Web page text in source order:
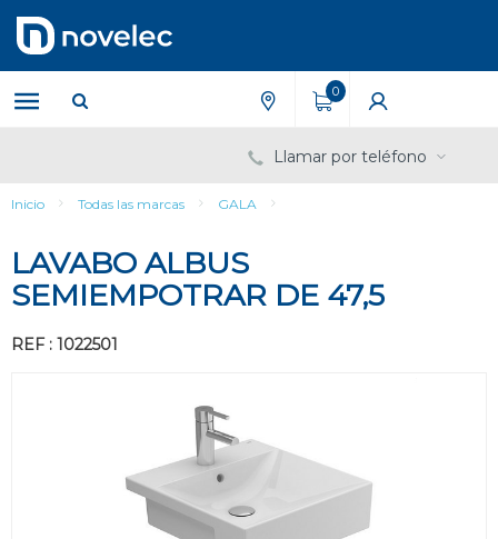
contenido
menú
de
navegación
0
Llamar por teléfono
Inicio Todas las marcas GALA
LAVABO ALBUS
SEMIEMPOTRAR DE 47,5
REF : 1022501